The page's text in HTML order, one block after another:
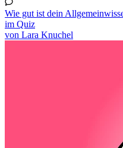
Wie gut ist dein
im Quiz
von Lara Knuchel